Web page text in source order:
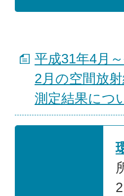
平成31年4月
2月の空間放
測定結果につ